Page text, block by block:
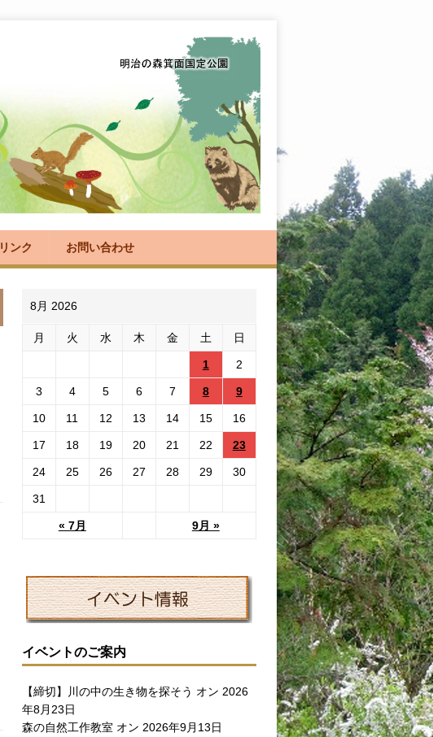
リンク お問い合わせ
8月 2026
月 火 水 木 金 土 日
1 2
3 4 5 6 7 8 9
10 11 12 13 14 15 16
17 18 19 20 21 22 23
24 25 26 27 28 29 30
31
« 7月 9月 »
イベントのご案内
【締切】川の中の生き物を探そう オン 2026
年8月23日
森の自然工作教室 オン 2026年9月13日